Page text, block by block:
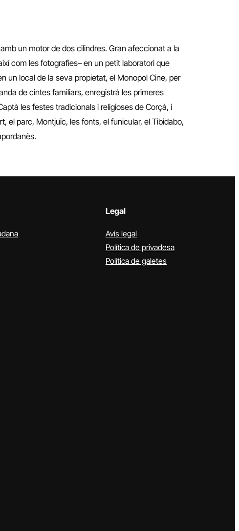
un motor de dos cilindres. Gran afeccionat a la
com les fotografies– en un petit laboratori que
un local de la seva propietat, el Monopol Cine, per
de cintes familiars, enregistrà les primeres
les festes tradicionals i religioses de Corçà, i
el parc, Montjuïc, les fonts, el funicular, el Tibidabo,
Legal
Avís legal
Política de privadesa
Política de galetes